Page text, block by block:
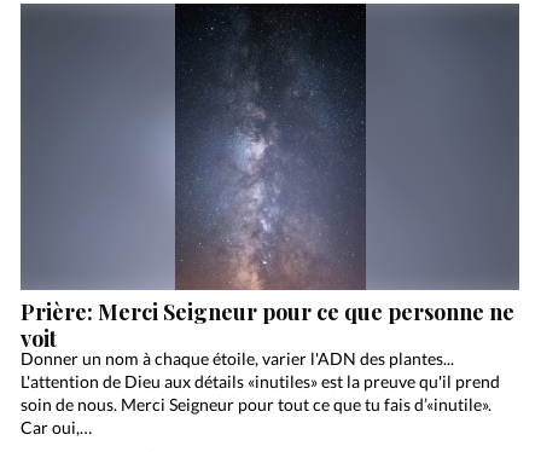
Prière: Merci Seigneur pour ce que personne ne
voit
Donner un nom à chaque étoile, varier l'ADN des plantes...
L'attention de Dieu aux détails «inutiles» est la preuve qu'il prend
soin de nous. Merci Seigneur pour tout ce que tu fais d’«inutile».
Car oui,…